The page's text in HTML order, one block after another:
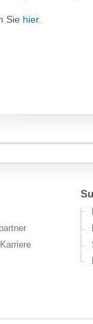
Sie hier.